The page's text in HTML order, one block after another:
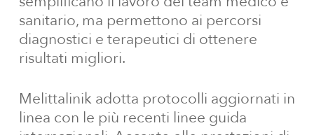
sanitario, ma permettono ai percorsi
diagnostici e terapeutici di ottenere
risultati migliori.
Melittalinik adotta protocolli aggiornati in
linea con le più recenti linee guida